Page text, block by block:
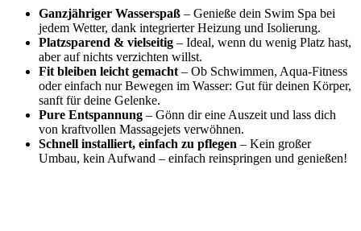
Ganzjähriger Wasserspaß – Genieße dein Swim Spa bei
jedem Wetter, dank integrierter Heizung und Isolierung.
Platzsparend & vielseitig – Ideal, wenn du wenig Platz hast,
aber auf nichts verzichten willst.
Fit bleiben leicht gemacht – Ob Schwimmen, Aqua-Fitness
oder einfach nur Bewegen im Wasser: Gut für deinen Körper,
sanft für deine Gelenke.
Pure Entspannung – Gönn dir eine Auszeit und lass dich
von kraftvollen Massagejets verwöhnen.
Schnell installiert, einfach zu pflegen – Kein großer
Umbau, kein Aufwand – einfach reinspringen und genießen!